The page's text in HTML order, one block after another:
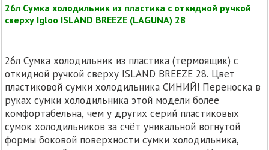
26л Cумка холодильник из пластика с откидной ручкой
сверху Igloo ISLAND BREEZE (LAGUNA) 28
26л Cумка холодильник из пластика (термоящик) с
откидной ручкой сверху ISLAND BREEZE 28. Цвет
пластиковой сумки холодильника СИНИЙ! Переноска в
руках сумки холодильника этой модели более
комфортабельна, чем у других серий пластиковых
сумок холодильников за счёт уникальной вогнутой
формы боковой поверхности сумки холодильника,